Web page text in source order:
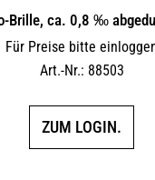
Brille, ca. 0,8 ‰
Für Preise bitte
Art.-Nr.: 88503
ZUM LOGIN.